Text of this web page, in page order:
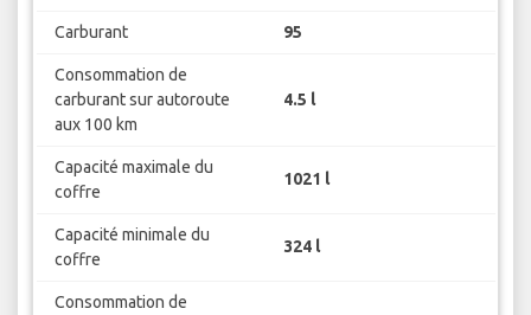
Carburant 95
Consommation de
carburant sur autoroute
aux 100 km
4.5 l
Capacité maximale du
coffre
1021 l
Capacité minimale du
coffre
324 l
Consommation de